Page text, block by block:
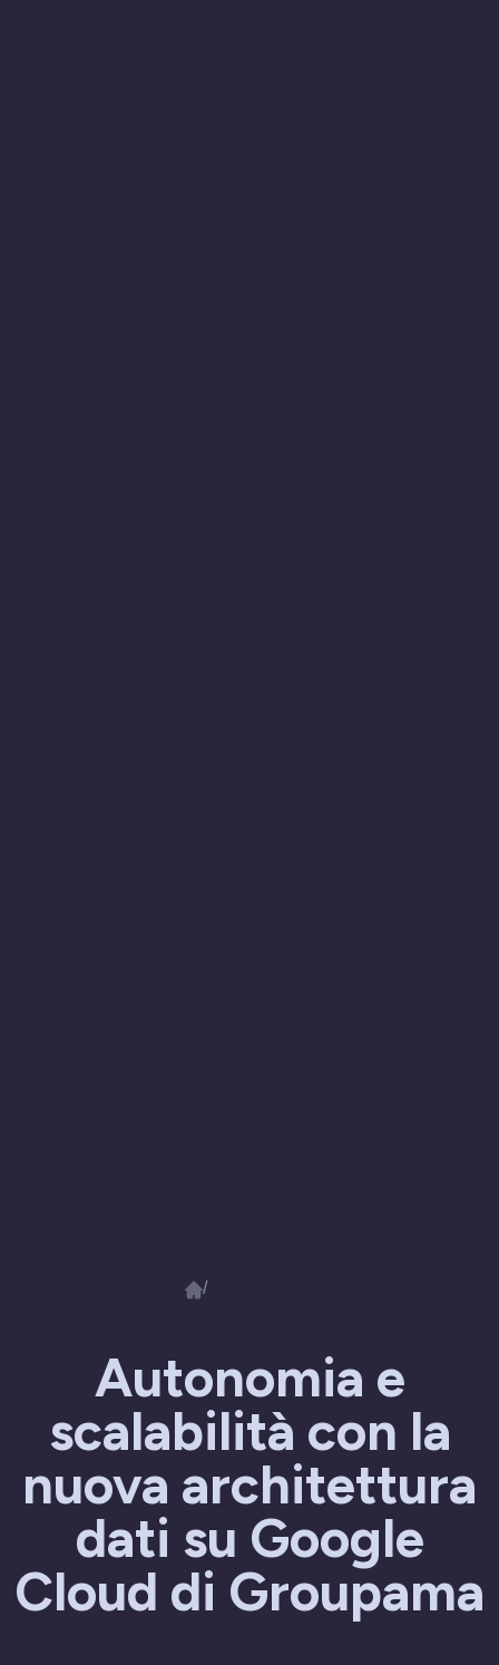
/
Autonomia e
scalabilità con la
nuova architettura
dati su Google
Cloud di Groupama